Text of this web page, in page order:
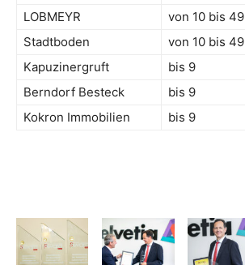
LOBMEYR von 10 bis 49
Stadtboden
von 10 bis 49
Kapuzinergruft
bis 9
Berndorf Besteck
bis 9
Kokron Immobilien
bis 9